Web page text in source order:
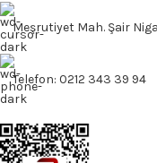
Meşrutiyet Mah. Şair
Telefon: 0212 343 39 94